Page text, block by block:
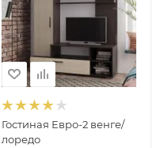
Гостиная Евро-2 венге/
лоредо